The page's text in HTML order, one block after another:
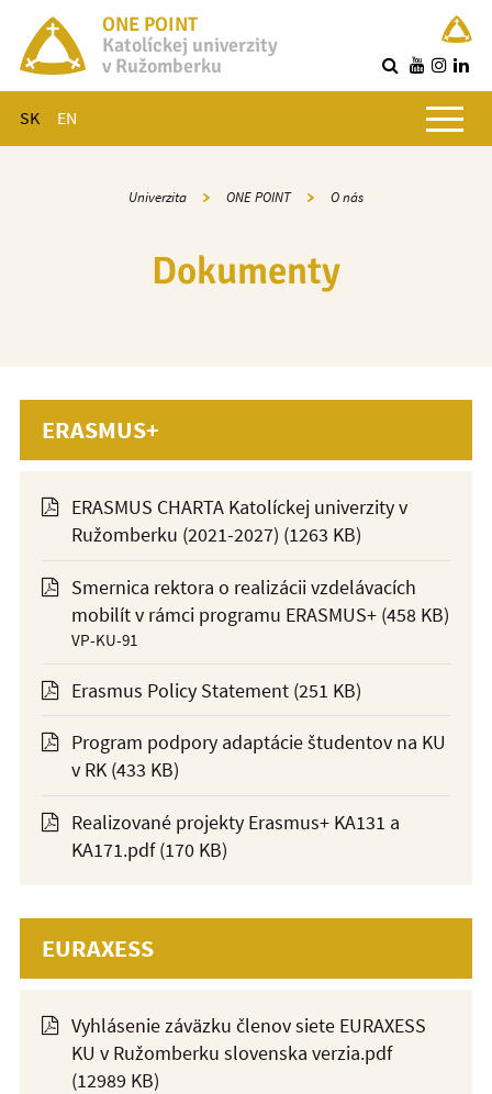
ONE POINT
Katolíckej univerzity
v Ružomberku
SK EN
Hlavné menu
Univerzita ONE POINT O nás
Dokumenty
ERASMUS+
ERASMUS CHARTA Katolíckej univerzity v
Ružomberku (2021-2027) (1263 KB)
Smernica rektora o realizácii vzdelávacích
mobilít v rámci programu ERASMUS+ (458 KB)
VP-KU-91
Erasmus Policy Statement (251 KB)
Program podpory adaptácie študentov na KU
v RK(433 KB)
Realizované projekty Erasmus+ KA131 a
KA171.pdf(170 KB)
EURAXESS
Vyhlásenie záväzku členov siete EURAXESS
KU v Ružomberku slovenska verzia.pdf
(12989 KB)